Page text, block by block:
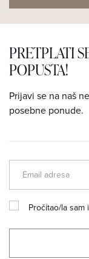
PRETPLATI
POPUSTA!
Prijavi se na naš
posebne ponude.
Pročitao/la